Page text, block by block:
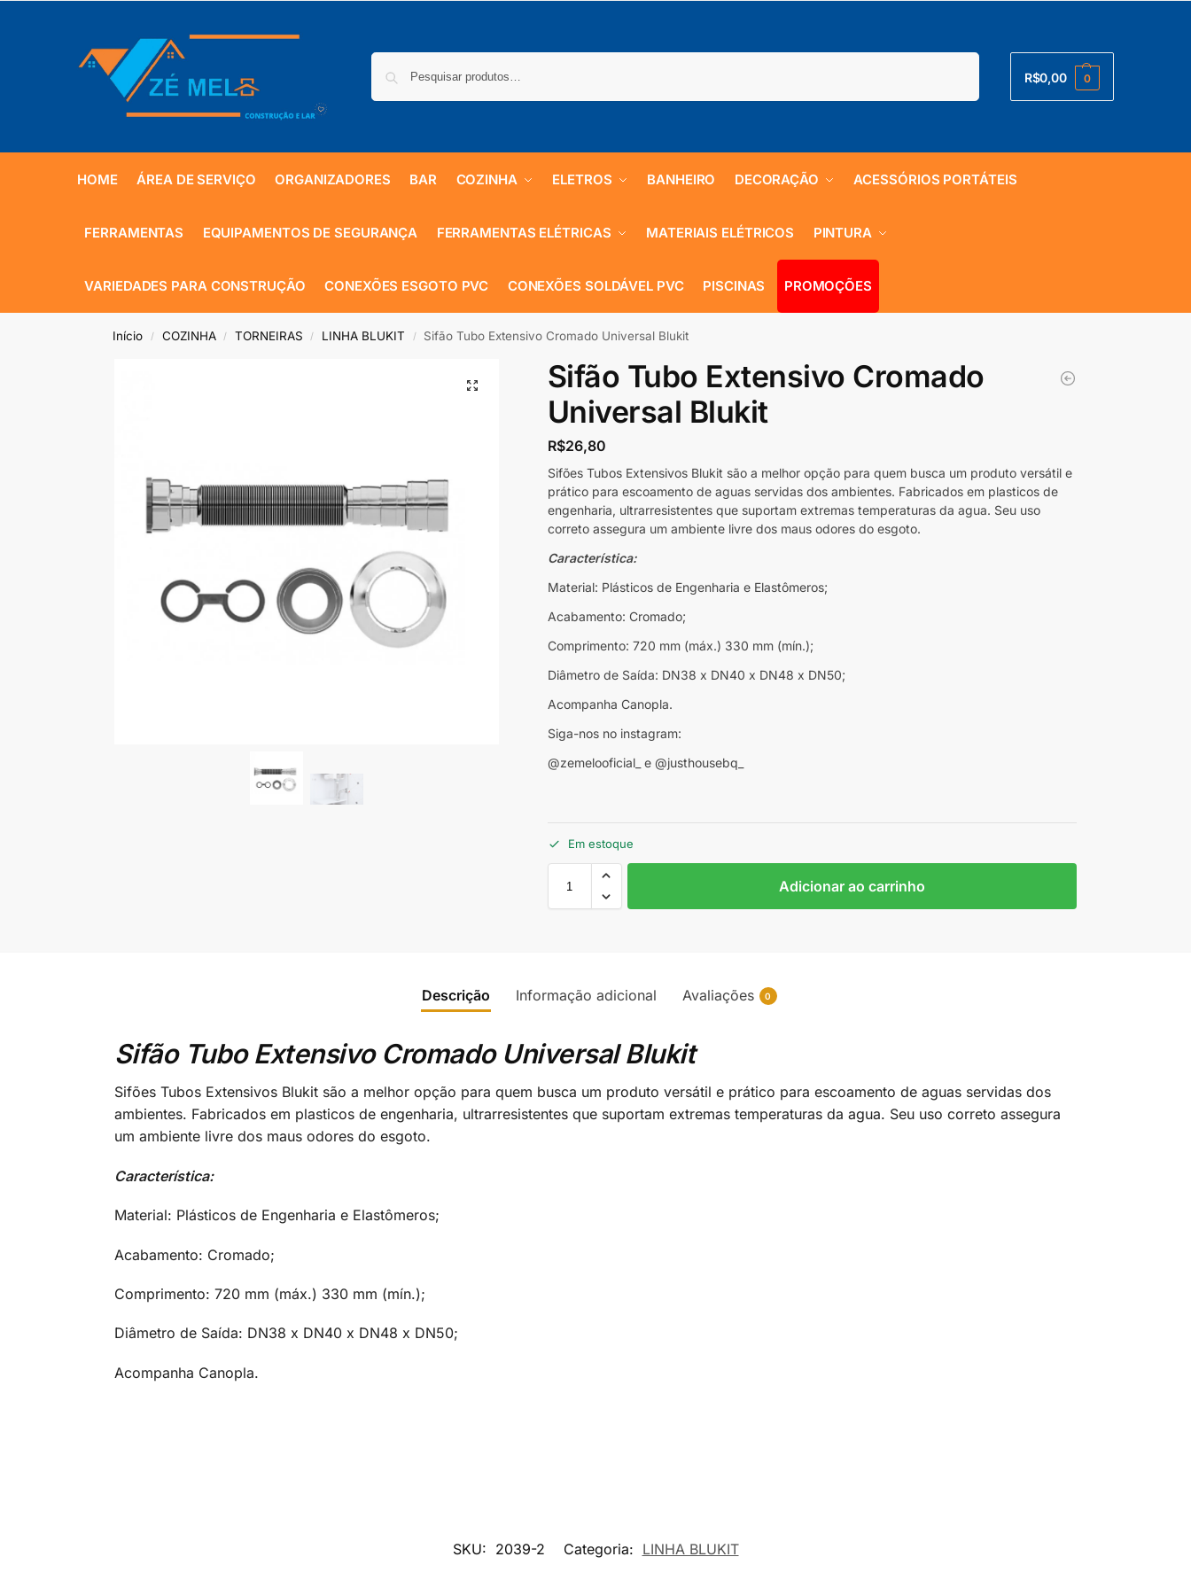
R$0,00 0
HOME ÁREA DE SERVIÇO ORGANIZADORES BAR COZINHA ELETROS BANHEIRO DECORAÇÃO ACESSÓRIOS PORTÁTEIS
FERRAMENTAS EQUIPAMENTOS DE SEGURANÇA FERRAMENTAS ELÉTRICAS MATERIAIS ELÉTRICOS PINTURA
VARIEDADES PARA CONSTRUÇÃO CONEXÕES ESGOTO PVC CONEXÕES SOLDÁVEL PVC PISCINAS PROMOÇÕES
Início / COZINHA / TORNEIRAS / LINHA BLUKIT / Sifão Tubo Extensivo Cromado Universal Blukit
Sifão Tubo Extensivo Cromado
Universal Blukit
R$26,80
Sifões Tubos Extensivos Blukit são a melhor opção para quem busca um produto versátil e
prático para escoamento de aguas servidas dos ambientes. Fabricados em plasticos de
engenharia, ultrarresistentes que suportam extremas temperaturas da agua. Seu uso
correto assegura um ambiente livre dos maus odores do esgoto.
Característica:
Material: Plásticos de Engenharia e Elastômeros;
Acabamento: Cromado;
Comprimento: 720 mm (máx.) 330 mm (mín.);
Diâmetro de Saída: DN38 x DN40 x DN48 x DN50;
Acompanha Canopla.
Siga-nos no instagram:
@zemelooficial_ e @justhousebq_
Em estoque
Adicionar ao carrinho
Descrição Informação adicional Avaliações 0
Sifão Tubo Extensivo Cromado Universal Blukit
Sifões Tubos Extensivos Blukit são a melhor opção para quem busca um produto versátil e prático para escoamento de aguas servidas dos
ambientes. Fabricados em plasticos de engenharia, ultrarresistentes que suportam extremas temperaturas da agua. Seu uso correto assegura
um ambiente livre dos maus odores do esgoto.
Característica:
Material: Plásticos de Engenharia e Elastômeros;
Acabamento: Cromado;
Comprimento: 720 mm (máx.) 330 mm (mín.);
Diâmetro de Saída: DN38 x DN40 x DN48 x DN50;
Acompanha Canopla.
SKU: 2039-2 Categoria: LINHA BLUKIT